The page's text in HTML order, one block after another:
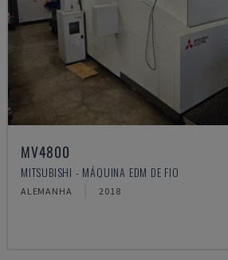
MV4800
MITSUBISHI - MÁQUINA EDM DE FIO
ALEMANHA 2018